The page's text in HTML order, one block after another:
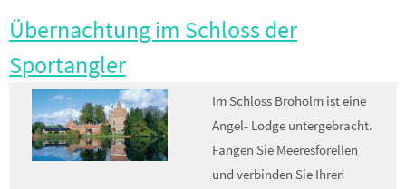
Übernachtung im Schloss der
Sportangler
Im Schloss Broholm ist eine
Angel- Lodge untergebracht.
Fangen Sie Meeresforellen
und verbinden Sie Ihren